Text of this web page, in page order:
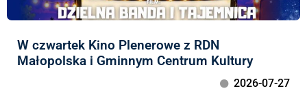
W czwartek Kino Plenerowe z RDN
Małopolska i Gminnym Centrum Kultury
2026-07-27